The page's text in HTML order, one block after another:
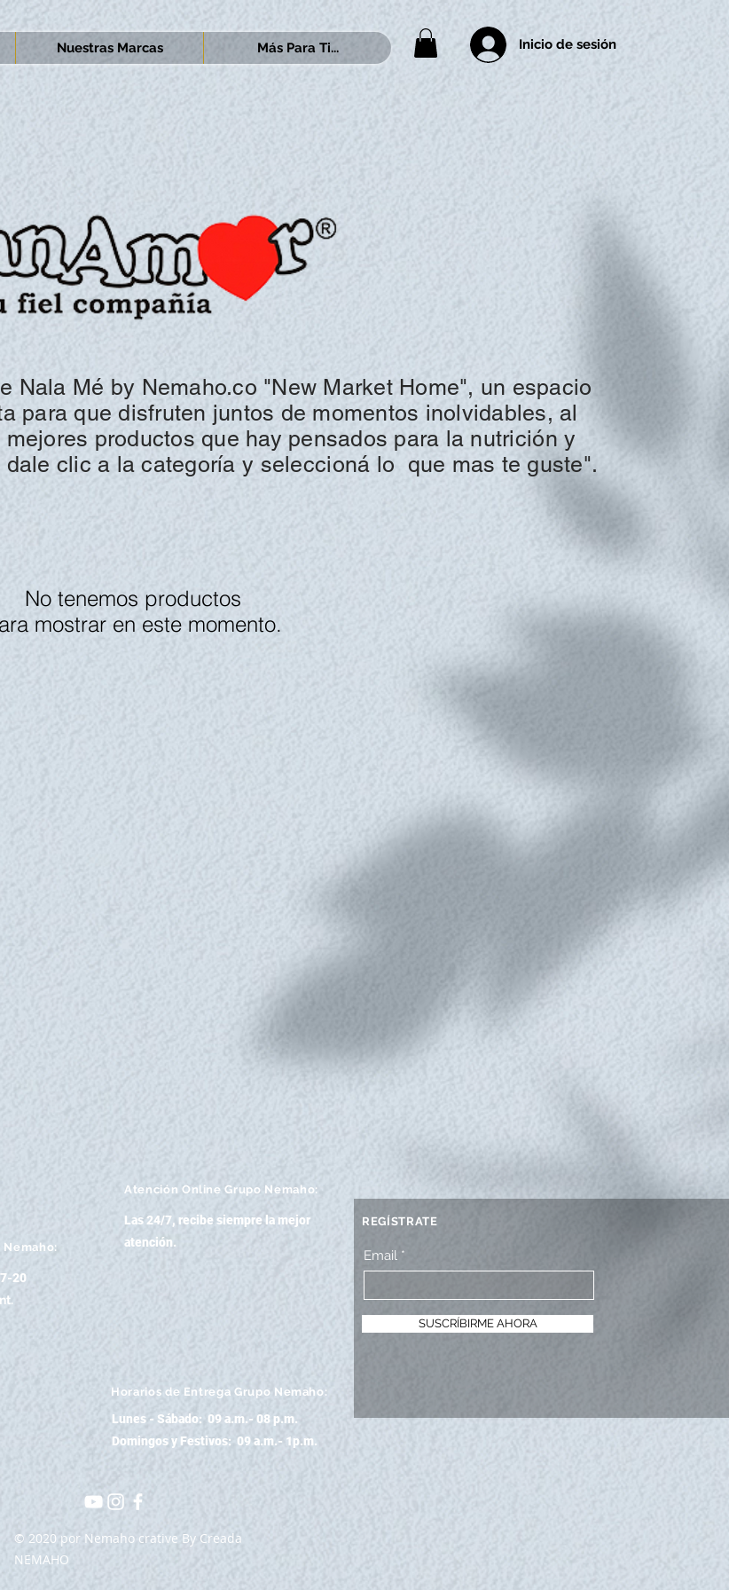
Nuestras Marcas Más Para Ti... Inicio de sesión
Nala Mé by Nemaho.co "New Market Home", un espacio
para que disfruten juntos de momentos inolvidables, al
productos que hay pensados para la nutrición y
dale clic a lacategoría y seleccioná lo que mas te guste".
No tenemos productos
mostrar en este momento.
20
Atención Online Grupo Nemaho:
Las 24/7, recibe siempre la mejor
atención.
Horarios de Entrega Grupo Nemaho:
Lunes - Sábado: 09 a.m.- 08 p.m.
Domingos y Festivos: 09 a.m.- 1p.m.
REGÍSTRATE
Email
SUSCRÍBIRME AHORA
© 2020 por Nemaho crative By Creada
NEMAHO